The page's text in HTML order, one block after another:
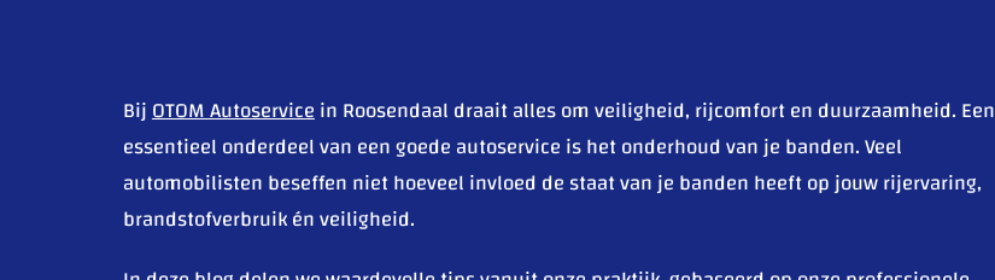
BijOTOM Autoservicein Roosendaal draait alles om veiligheid, rijcomfort en duurzaamheid. Een
essentieel onderdeel van een goede autoservice is het onderhoud van je banden. Veel
automobilisten beseffen niet hoeveel invloed de staat van je banden heeft op jouw rijervaring,
brandstofverbruik én veiligheid.